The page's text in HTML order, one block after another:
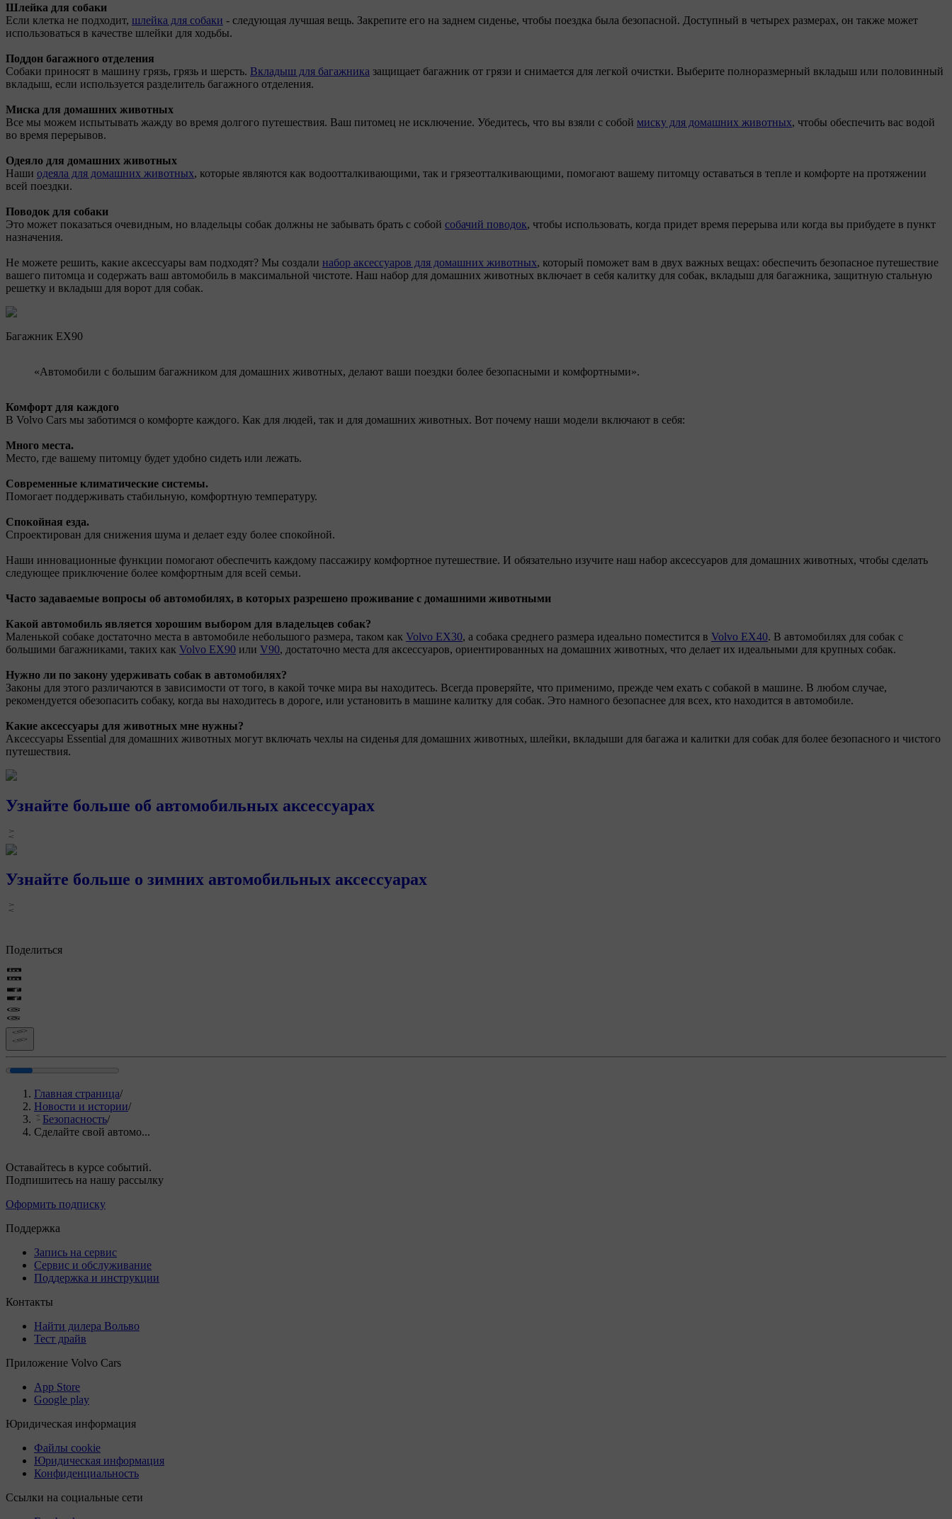
Шлейка для собаки
Если клетка не подходит, шлейка для собаки - следующая лучшая вещь. Закрепите его на заднем сиденье, чтобы поездка была безопасной. Доступный в четырех размерах, он также может
использоваться в качестве шлейки для ходьбы.
Поддон багажного отделения
Собаки приносят в машину грязь, грязь и шерсть. Вкладыш для багажника защищает багажник от грязи и снимается для легкой очистки. Выберите полноразмерный вкладыш или половинный
вкладыш, если используется разделитель багажного отделения.
Миска для домашних животных
Все мы можем испытывать жажду во время долгого путешествия. Ваш питомец не исключение. Убедитесь, что вы взяли с собой миску для домашних животных, чтобы обеспечить вас водой
во время перерывов.
Одеяло для домашних животных
Наши одеяла для домашних животных, которые являются как водоотталкивающими, так и грязеотталкивающими, помогают вашему питомцу оставаться в тепле и комфорте на протяжении
всей поездки.
Поводок для собаки
Это может показаться очевидным, но владельцы собак должны не забывать брать с собой собачий поводок, чтобы использовать, когда придет время перерыва или когда вы прибудете в пункт
назначения.
Не можете решить, какие аксессуары вам подходят? Мы создали набор аксессуаров для домашних животных, который поможет вам в двух важных вещах: обеспечить безопасное путешествие
вашего питомца и содержать ваш автомобиль в максимальной чистоте. Наш набор для домашних животных включает в себя калитку для собак, вкладыш для багажника, защитную стальную
решетку и вкладыш для ворот для собак.
Багажник EX90
«Автомобили с большим багажником для домашних животных, делают ваши поездки более безопасными и комфортными».
Комфорт для каждого
В Volvo Cars мы заботимся о комфорте каждого. Как для людей, так и для домашних животных. Вот почему наши модели включают в себя:
Много места.
Место, где вашему питомцу будет удобно сидеть или лежать.
Современные климатические системы.
Помогает поддерживать стабильную, комфортную температуру.
Спокойная езда.
Спроектирован для снижения шума и делает езду более спокойной.
Наши инновационные функции помогают обеспечить каждому пассажиру комфортное путешествие. И обязательно изучите наш набор аксессуаров для домашних животных, чтобы сделать
следующее приключение более комфортным для всей семьи.
Часто задаваемые вопросы об автомобилях, в которых разрешено проживание с домашними животными
Какой автомобиль является хорошим выбором для владельцев собак?
Маленькой собаке достаточно места в автомобиле небольшого размера, таком как Volvo EX30, а собака среднего размера идеально поместится в Volvo EX40. В автомобилях для собак с
большими багажниками, таких как Volvo EX90 или V90, достаточно места для аксессуаров, ориентированных на домашних животных, что делает их идеальными для крупных собак.
Нужно ли по закону удерживать собак в автомобилях?
Законы для этого различаются в зависимости от того, в какой точке мира вы находитесь. Всегда проверяйте, что применимо, прежде чем ехать с собакой в машине. В любом случае,
рекомендуется обезопасить собаку, когда вы находитесь в дороге, или установить в машине калитку для собак. Это намного безопаснее для всех, кто находится в автомобиле.
Какие аксессуары для животных мне нужны?
Аксессуары Essential для домашних животных могут включать чехлы на сиденья для домашних животных, шлейки, вкладыши для багажа и калитки для собак для более безопасного и чистого
путешествия.
Узнайте больше об автомобильных аксессуарах
Узнайте больше о зимних автомобильных аксессуарах
Поделиться
Главная страница/
Новости и истории/
Безопасность/
Сделайте свой автомо...